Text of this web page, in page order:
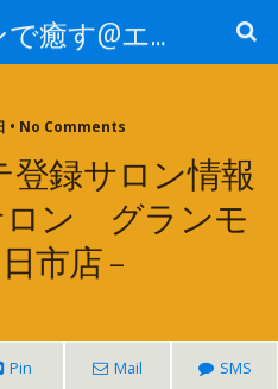
エステサロンで癒す@エステ～全国エステ情報
• No Comments
登録サロン情報
ロン グランモ
市店 –
Pin Mail SMS